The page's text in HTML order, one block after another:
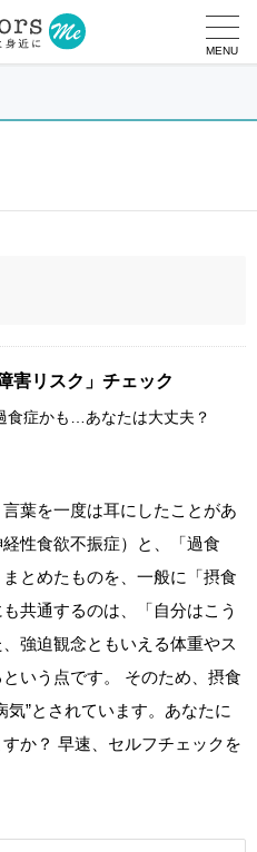
MENU
害リスク」チェック
食症かも…あなたは大丈夫？
葉を一度は耳にしたことがあ
性食欲不振症）と、「過食
とめたものを、一般に「摂食
共通するのは、「自分はこう
強迫観念ともいえる体重やス
いう点です。 そのため、摂食
”とされています。あなたに
か？ 早速、セルフチェックを